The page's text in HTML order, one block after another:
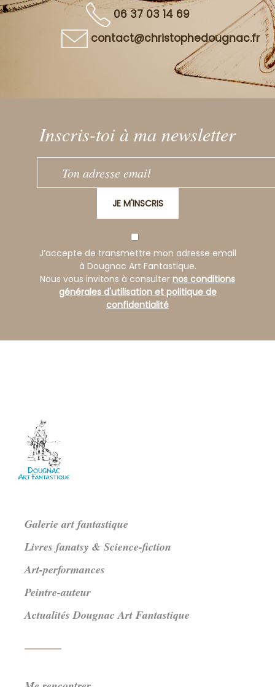
06 37 03 14 69
contact@christophedougnac.fr
Inscris-toi à ma newsletter
JE M'INSCRIS
J’accepte de transmettre mon adresse email
à Dougnac Art Fantastique.
Nous vous invitons à consulter nos conditions
générales d'utilisation et politique de
confidentialité
Galerie art fantastique
Livres fanatsy & Science-fiction
Art-performances
Peintre-auteur
Actualités Dougnac Art Fantastique